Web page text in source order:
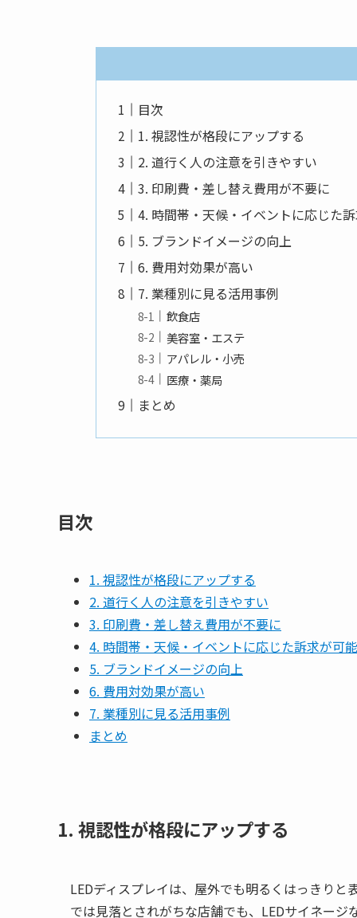
目次
1. 視認性が格段にアップする
2. 道行く人の注意を引きやすい
3. 印刷費・差し替え費用が不要に
4. 時間帯・天候・イベントに応じた
5. ブランドイメージの向上
6. 費用対効果が高い
7. 業種別に見る活用事例
飲食店
美容室・エステ
アパレル・小売
医療・薬局
まとめ
目次
1. 視認性が格段にアップする
2. 道行く人の注意を引きやすい
3. 印刷費・差し替え費用が不要に
4. 時間帯・天候・イベントに応じた訴求が可能
5. ブランドイメージの向上
6. 費用対効果が高い
7. 業種別に見る活用事例
まとめ
1. 視認性が格段にアップする
LEDディスプレイは、屋外でも明るくはっきりと
では見落とされがちな店舗でも、LEDサイネージ